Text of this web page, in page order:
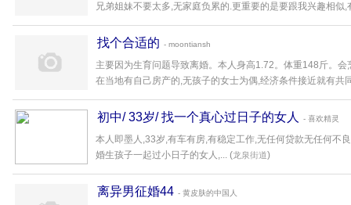
兄弟姐妹不要太多,无家庭负累的.更重要的是要跟我兴趣相似,
找个合适的 - moontiansh
主要因为生育问题导致离婚。本人身高1.72。体重148斤。
在当地有自己房产的,无孩子的女士为偶,经济条件接近就有共
初中/ 33岁/ 找一个真心过日子的女人 - 喜欢精灵
本人即墨人,33岁,有车有房,有稳定工作,无任何贷款无任何不
婚生孩子一起过小日子的女人,... (龙泉街道)
离异男征婚44 - 黄皮肤的中国人